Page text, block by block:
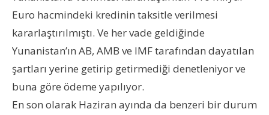
Euro hacmindeki kredinin taksitle verilmesi
kararlaştırılmıştı. Ve her vade geldiğinde
Yunanistan’ın AB, AMB ve IMF tarafından dayatılan
şartları yerine getirip getirmediği denetleniyor ve
buna göre ödeme yapılıyor.
En son olarak Haziran ayında da benzeri bir durum